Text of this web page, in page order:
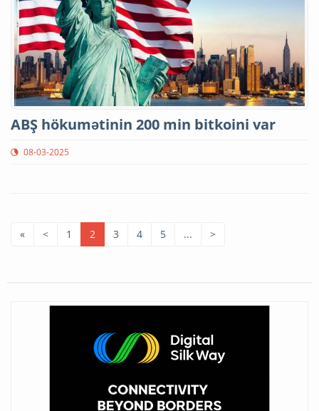
ABŞ hökumətinin 200 min bitkoini var
08-03-2025
« < 1 2 3 4 5 ... >